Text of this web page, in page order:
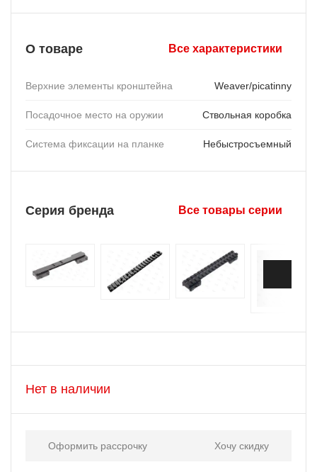
О товаре Все характеристики
Верхние элементы кронштейна Weaver/picatinny
Посадочное место на оружии Ствольная коробка
Система фиксации на планке Небыстросъемный
Серия бренда Все товары серии
Нет в наличии
Оформить рассрочку Хочу скидку